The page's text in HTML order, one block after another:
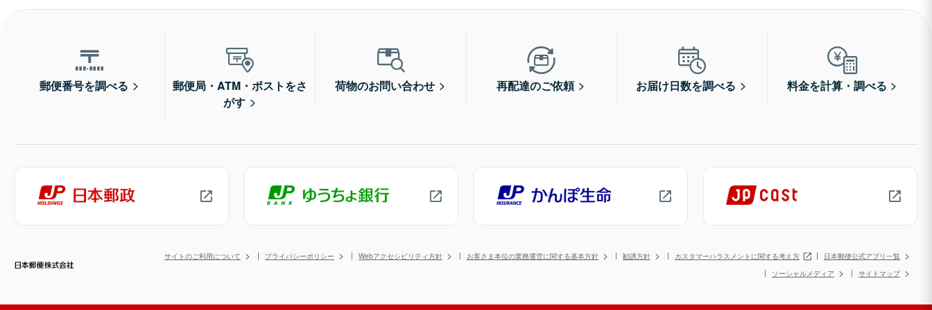
郵便番号を調べる
郵便局・ATM・ポストをさ
がす
荷物のお問い合わせ 再配達のご依頼 お届け日数を調べる 料金を計算・調べる
サイトのご利用について プライバシーポリシー Webアクセシビリティ方針 お客さま本位の業務運営に関する基本方針 勧誘方針 カスタマーハラスメントに関する考え方
日本郵便公式アプリ一覧
ソーシャルメディア
サイトマップ